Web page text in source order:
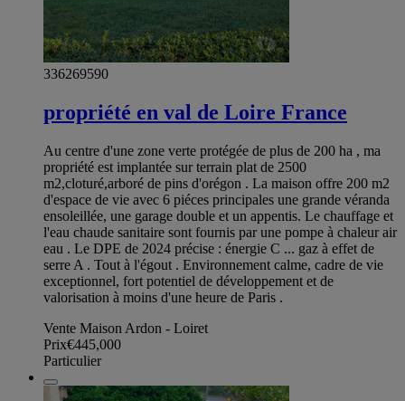
336269590
propriété en val de Loire France
Au centre d'une zone verte protégée de plus de 200 ha , ma
propriété est implantée sur terrain plat de 2500
m2,cloturé,arboré de pins d'orégon . La maison offre 200 m2
d'espace de vie avec 6 piéces principales une grande véranda
ensoleillée, une garage double et un appentis. Le chauffage et
l'eau chaude sanitaire sont fournis par une pompe à chaleur air
eau . Le DPE de 2024 précise : énergie C ... gaz à effet de
serre A . Tout à l'égout . Environnement calme, cadre de vie
exceptionnel, fort potentiel de développement et de
valorisation à moins d'une heure de Paris .
Vente Maison Ardon - Loiret
Prix€445,000
Particulier